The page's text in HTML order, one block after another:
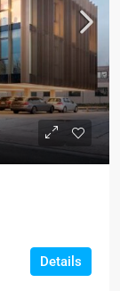
Details